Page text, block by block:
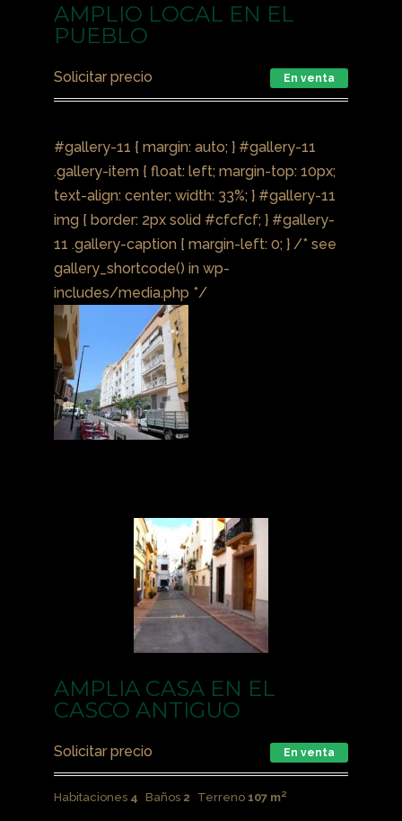
AMPLIO LOCAL EN EL
PUEBLO
Solicitar precio En venta
#gallery-11 { margin: auto; } #gallery-11
.gallery-item { float: left; margin-top: 10px;
text-align: center; width: 33%; } #gallery-11
img { border: 2px solid #cfcfcf; } #gallery-
11 .gallery-caption { margin-left: 0; } /* see
gallery_shortcode() in wp-
includes/media.php */
AMPLIA CASA EN EL
CASCO ANTIGUO
Solicitar precio En venta
Habitaciones 4 Baños 2 Terreno 107 m²